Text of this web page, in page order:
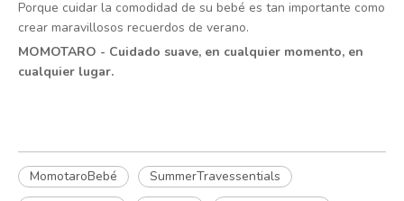
Porque cuidar la comodidad de su bebé es tan importante como
crear maravillosos recuerdos de verano.
MOMOTARO - Cuidado suave, en cualquier momento, en
cualquier lugar.
MomotaroBebé
SummerTravessentials